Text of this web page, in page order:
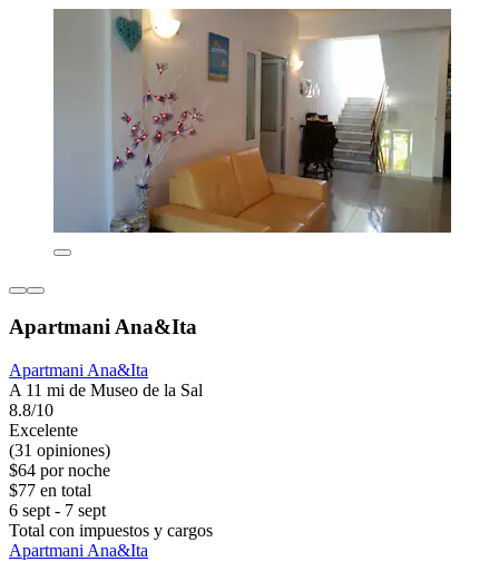
Apartmani Ana&Ita
Apartmani Ana&Ita
A 11 mi de Museo de la Sal
8.8/10
Excelente
(31 opiniones)
$64 por noche
$77 en total
6 sept - 7 sept
Total con impuestos y cargos
Apartmani Ana&Ita